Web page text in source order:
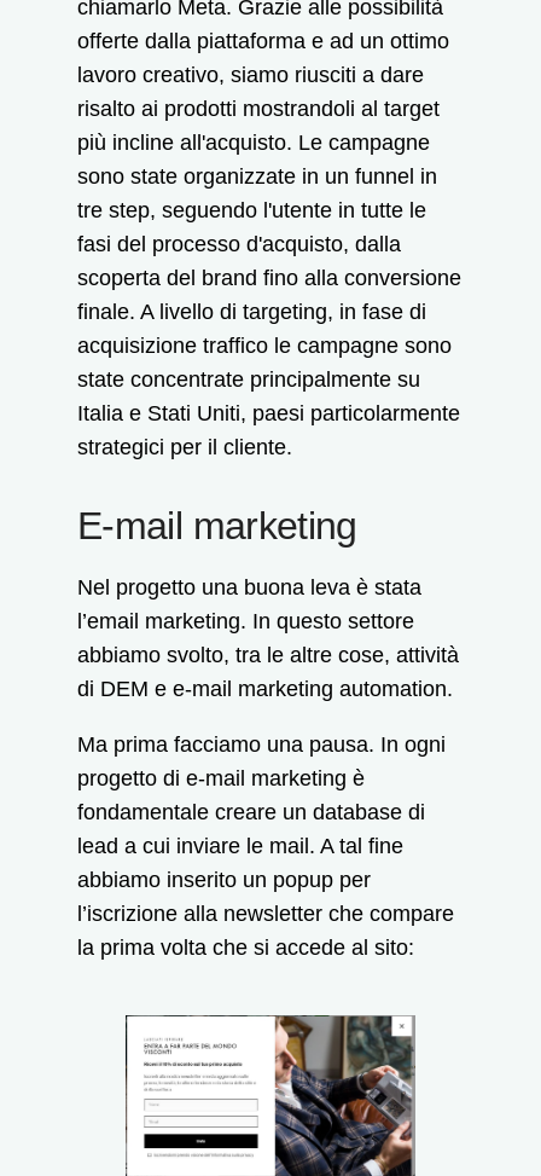
chiamarlo Meta. Grazie alle possibilità
offerte dalla piattaforma e ad un ottimo
lavoro creativo, siamo riusciti a dare
risalto ai prodotti mostrandoli al target
più incline all'acquisto. Le campagne
sono state organizzate in un funnel in
tre step, seguendo l'utente in tutte le
fasi del processo d'acquisto, dalla
scoperta del brand fino alla conversione
finale. A livello di targeting, in fase di
acquisizione traffico le campagne sono
state concentrate principalmente su
Italia e Stati Uniti, paesi particolarmente
strategici per il cliente.
E-mail marketing
Nel progetto una buona leva è stata
l’email marketing. In questo settore
abbiamo svolto, tra le altre cose, attività
di DEM e e-mail marketing automation.
Ma prima facciamo una pausa. In ogni
progetto di e-mail marketing è
fondamentale creare un database di
lead a cui inviare le mail. A tal fine
abbiamo inserito un popup per
l’iscrizione alla newsletter che compare
la prima volta che si accede al sito: